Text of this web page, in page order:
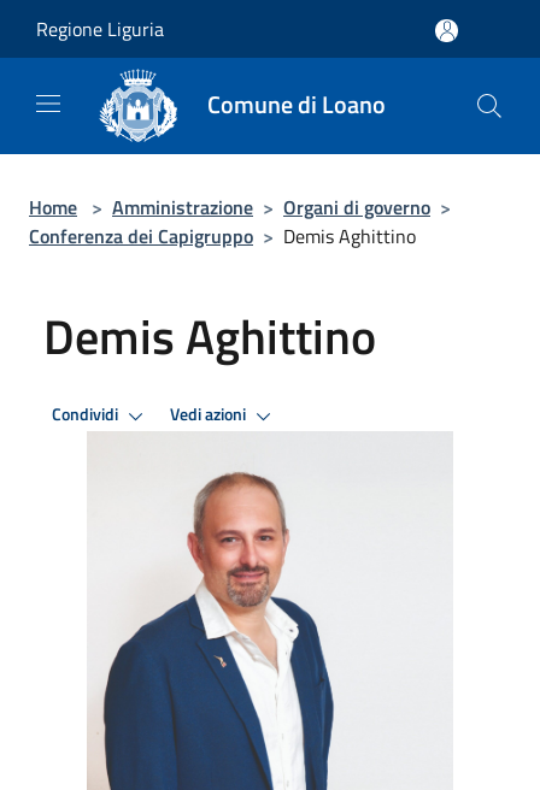
Regione Liguria
Comune di Loano
Home > Amministrazione > Organi di governo >
Conferenza dei Capigruppo > Demis Aghittino
Demis Aghittino
Condividi Vedi azioni